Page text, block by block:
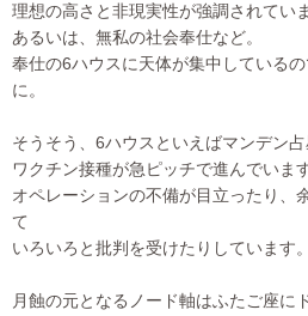
理想の高さと非現実性が強調されていま
あるいは、無私の社会奉仕など。
奉仕の6ハウスに天体が集中している
に。
そうそう、6ハウスといえばマンデン占
ワクチン接種が急ピッチで進んでいま
オペレーションの不備が目立ったり、
て
いろいろと批判を受けたりしています。
月蝕の元となるノード軸はふたご座に